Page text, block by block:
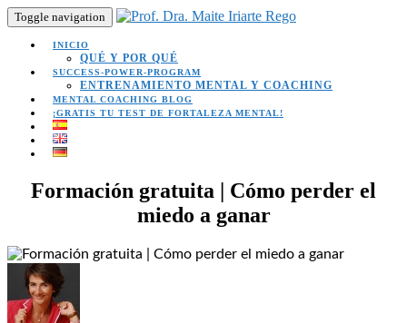
Toggle navigation
INICIO
QUÉ Y POR QUÉ
SUCCESS-POWER-PROGRAM
ENTRENAMIENTO MENTAL Y COACHING
MENTAL COACHING BLOG
¡GRATIS TU TEST DE FORTALEZA MENTAL!
Formación gratuita | Cómo perder el
miedo a ganar